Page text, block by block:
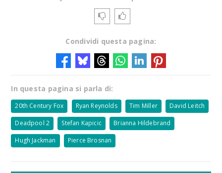
Condividi questa pagina:
In questa pagina si parla di:
20th Century Fox Ryan Reynolds Tim Miller David Leitch
Deadpool 2 Stefan Kapicic Brianna Hildebrand
Hugh Jackman Pierce Brosnan